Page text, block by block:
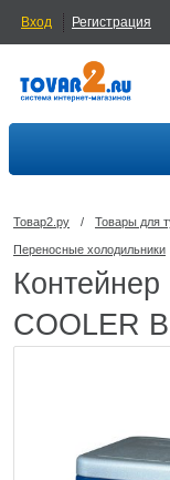
Вход Регистрация
Товар2.ру / Товары для
Переносные холодильники
COOLER